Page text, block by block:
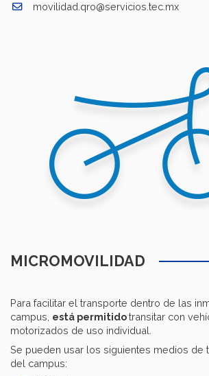
movilidad.qro@servicios.tec.mx
MICROMOVILIDAD
Para facilitar el transporte dentro de las
campus, está permitidotransitar con
motorizados de uso individual.
Se pueden usar los siguientes medios de
del campus: